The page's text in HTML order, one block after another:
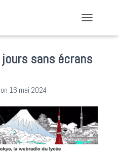
sans écrans
on 16 mai 2024